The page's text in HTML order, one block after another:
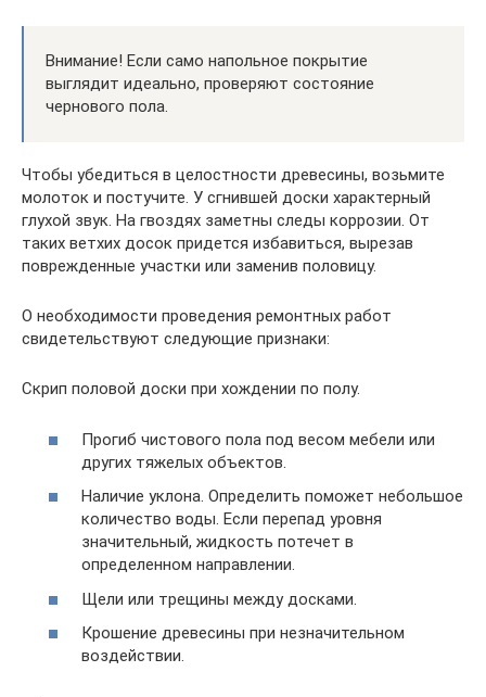
Внимание! Если само напольное покрытие
выглядит идеально, проверяют состояние
чернового пола.
Чтобы убедиться в целостности древесины, возьмите
молоток и постучите. У сгнившей доски характерный
глухой звук. На гвоздях заметны следы коррозии. От
таких ветхих досок придется избавиться, вырезав
поврежденные участки или заменив половицу.
О необходимости проведения ремонтных работ
свидетельствуют следующие признаки:
Скрип половой доски при хождении по полу.
Прогиб чистового пола под весом мебели или
других тяжелых объектов.
Наличие уклона. Определить поможет небольшое
количество воды. Если перепад уровня
значительный, жидкость потечет в
определенном направлении.
Щели или трещины между досками.
Крошение древесины при незначительном
воздействии.